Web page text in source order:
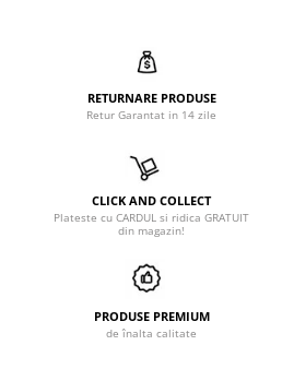
RETURNARE PRODUSE
Retur Garantat in 14 zile
CLICK AND COLLECT
Plateste cu CARDUL si ridica GRATUIT
din magazin!
PRODUSE PREMIUM
de înalta calitate